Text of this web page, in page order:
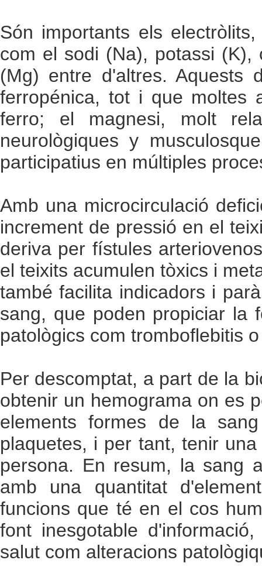
Són importants els
com el sodi (Na), potassi
(Mg) entre d'altres. Aquests
ferropénica, tot i que moltes
ferro; el magnesi, molt
neurològiques y
participatius en múltiples
Amb una microcirculació
increment de pressió en el
deriva per fístules
el teixits acumulen tòxics i
també facilita indicadors i
sang, que poden propiciar la
patològics com tromboflebitis
Per descomptat, a part de la
obtenir un hemograma on es
elements formes de la
plaquetes, i per tant, tenir
persona. En resum, la sang
amb una quantitat
funcions que té en el cos
font inesgotable
salut com alteracions